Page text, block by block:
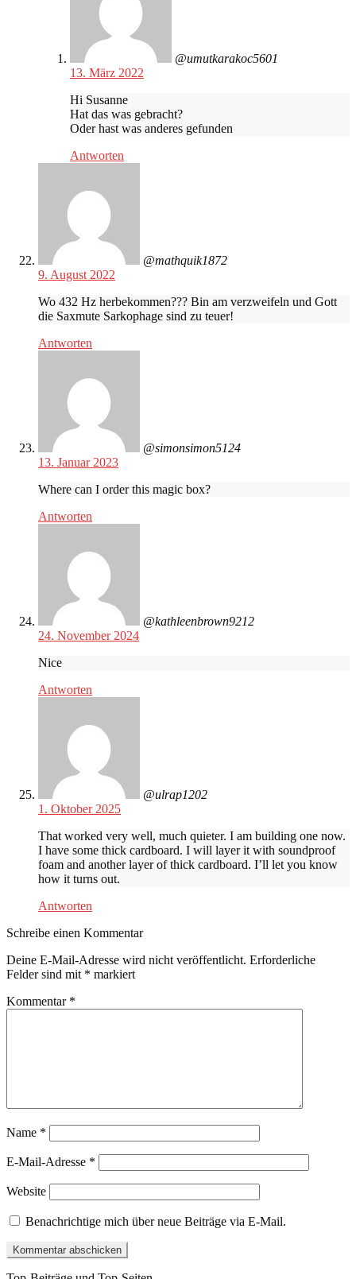
@umutkarakoc5601
13. März 2022
Hi Susanne
Hat das was gebracht?
Oder hast was anderes gefunden
Antworten
@mathquik1872
9. August 2022
Wo 432 Hz herbekommen??? Bin am verzweifeln und Gott
die Saxmute Sarkophage sind zu teuer!
Antworten
@simonsimon5124
13. Januar 2023
Where can I order this magic box?
Antworten
@kathleenbrown9212
24. November 2024
Nice
Antworten
@ulrap1202
1. Oktober 2025
That worked very well, much quieter. I am building one now.
I have some thick cardboard. I will layer it with soundproof
foam and another layer of thick cardboard. I’ll let you know
how it turns out.
Antworten
Schreibe einen Kommentar
Deine E-Mail-Adresse wird nicht veröffentlicht. Erforderliche
Felder sind mit * markiert
Kommentar *
Name *
E-Mail-Adresse *
Website
Benachrichtige mich über neue Beiträge via E-Mail.